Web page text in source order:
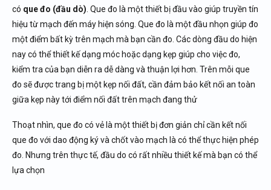
có que đo (đầu dò) . Que đo là một thiết bị đầu vào giúp truyền tín
hiệu từ mạch đến máy hiện sóng. Que đo là một đầu nhọn giúp đo
một điểm bất kỳ trên mạch mà bạn cần đo. Các dòng đầu do hiện
nay có thể thiết kế dạng móc hoặc dạng kẹp giúp cho việc đo,
kiểm tra của bạn diễn ra dễ dàng và thuận lợi hơn. Trên mỗi que
đo sẽ được trang bị một kẹp nối đất, cần đảm bảo kết nối an toàn
giữa kẹp này tới điểm nối đất trên mạch đang thử
Thoạt nhìn, que đo có vẻ là một thiết bị đơn giản chỉ cần kết nối
que đo với dao động ký và chốt vào mạch là có thể thực hiện phép
đo. Nhưng trên thực tế, đầu do có rất nhiều thiết kế mà bạn có thể
lựa chọn